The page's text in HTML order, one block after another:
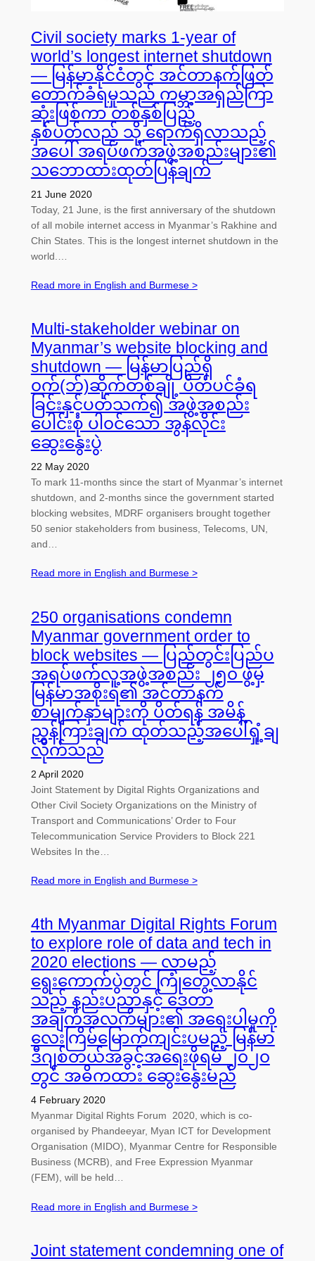
Civil society marks 1-year of
world’s longest internet shutdown
— မြန်မာနိုင်ငံတွင် အင်တာနက်ဖြတ်
တောက်ခံရမှုသည် ကမ္ဘာ့အရှည်ကြာ
ဆုံးဖြစ်ကာ တစ်နှစ်ပြည့်
နှစ်ပတ်လည် သို့ ရောက်ရှိလာသည့်
အပေါ် အရပ်ဖက်အဖွဲ့အစည်းများ၏
သဘောထားထုတ်ပြန်ချက်
21 June 2020
Today, 21 June, is the first anniversary of the shutdown
of all mobile internet access in Myanmar’s Rakhine and
Chin States. This is the longest internet shutdown in the
world.…
Read more in English and Burmese >
Multi-stakeholder webinar on
Myanmar’s website blocking and
shutdown — မြန်မာပြည်ရှိ
၀က်(ဘ်)ဆိုက်တစ်ချို့ ပိတ်ပင်ခံရ
ခြင်းနှင့်ပတ်သက်၍ အဖွဲ့အစည်း
ပေါင်းစုံ ပါ‌၀င်သော အွန်လိုင်း
ဆွေးနွေးပွဲ
22 May 2020
To mark 11-months since the start of Myanmar’s internet
shutdown, and 2-months since the government started
blocking websites, MDRF organisers brought together
50 senior stakeholders from business, Telecoms, UN,
and…
Read more in English and Burmese >
250 organisations condemn
Myanmar government order to
block websites — ပြည်တွင်းပြည်ပ
အရပ်ဖက်လူ့အဖွဲ့အစည်း ၂၅၀ ဖွဲ့မှ
မြန်မာအစိုးရ​၏ အင်တာနက်
စာမျက်နှာများကို ပိတ်ရန် အမိန့်
ညွှန်ကြားချက် ထုတ်သည့်အပေါ်ရှုံ့ချ
လိုက်သည်
2 April 2020
Joint Statement by Digital Rights Organizations and
Other Civil Society Organizations on the Ministry of
Transport and Communications’ Order to Four
Telecommunication Service Providers to Block 221
Websites In the…
Read more in English and Burmese >
4th Myanmar Digital Rights Forum
to explore role of data and tech in
2020 elections — လာမည့်
ရွေးကောက်ပွဲတွင် ကြုံတွေ့လာနိုင်
သည့် နည်းပညာနှင့် ဒေတာ
အချက်အလက်များ၏ အရေးပါမှုကို
လေးကြိမ်မြောက်ကျင်းပမည့် မြန်မာ
ဒီဂျစ်တယ်အခွင့်အရေးဖိုရမ် ၂၀၂၀
တွင် အဓိကထား ဆွေးနွေးမည်
4 February 2020
Myanmar Digital Rights Forum 2020, which is co-
organised by Phandeeyar, Myan ICT for Development
Organisation (MIDO), Myanmar Centre for Responsible
Business (MCRB), and Free Expression Myanmar
(FEM), will be held…
Read more in English and Burmese >
Joint statement condemning one of